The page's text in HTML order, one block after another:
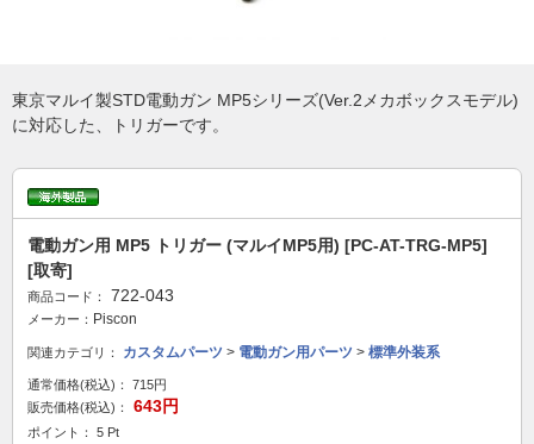
東京マルイ製STD電動ガン MP5シリーズ(Ver.2メカボックスモデル)
に対応した、トリガーです。
電動ガン用 MP5 トリガー (マルイMP5用) [PC-AT-TRG-MP5]
[取寄]
商品コード： 722-043
メーカー： Piscon
関連カテゴリ： カスタムパーツ > 電動ガン用パーツ > 標準外装系
通常価格(税込)：
715円
販売価格(税込)：
643円
ポイント： 5 Pt